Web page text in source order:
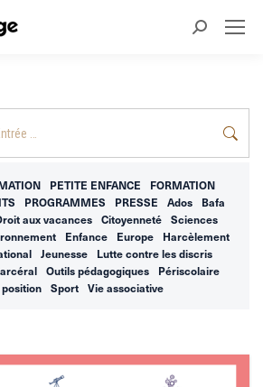
Recherche
PETITE ENFANCE
FORMATION
PROGRAMMES PRESSE Ados
Bafa
aux vacances Citoyenneté
Sciences
Enfance Europe
Harcèlement
Jeunesse
Lutte contre les discris
Outils pédagogiques
Périscolaire
Sport Vie associative